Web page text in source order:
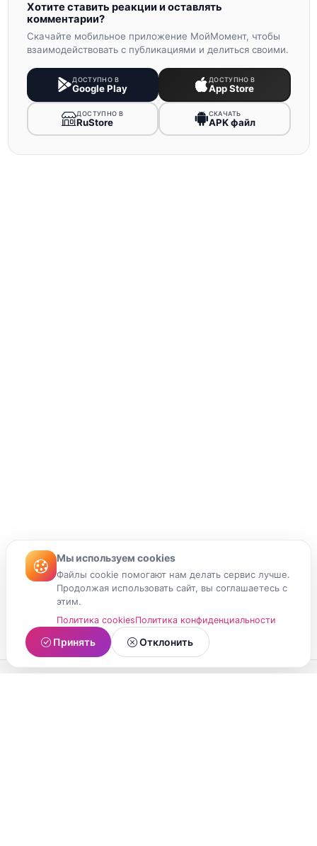
Хотите ставить реакции и оставлять
комментарии?
Скачайте мобильное приложение МойМомент, чтобы
взаимодействовать с публикациями и делиться своими.
ДОСТУПНО В
Google Play
ДОСТУПНО В
App Store
ДОСТУПНО В
RuStore
СКАЧАТЬ
APK файл
Мы используем cookies
Файлы cookie помогают нам делать сервис лучше.
Продолжая использовать сайт, вы соглашаетесь с
этим.
Политика cookiesПолитика конфиденциальности
Принять Отклонить